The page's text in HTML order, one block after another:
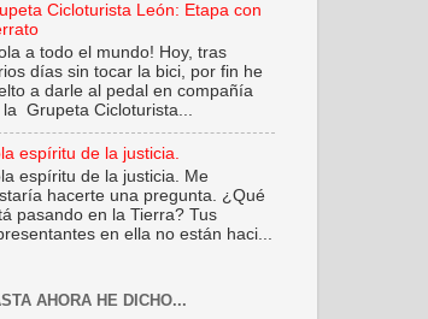
Cicloturista León: Etapa con
a todo el mundo! Hoy, tras
días sin tocar la bici, por fin he
a darle al pedal en compañía
la Grupeta Cicloturista...
espíritu de la justicia.
espíritu de la justicia. Me
hacerte una pregunta. ¿Qué
pasando en la Tierra? Tus
en ella no están haci...
AHORA HE DICHO...